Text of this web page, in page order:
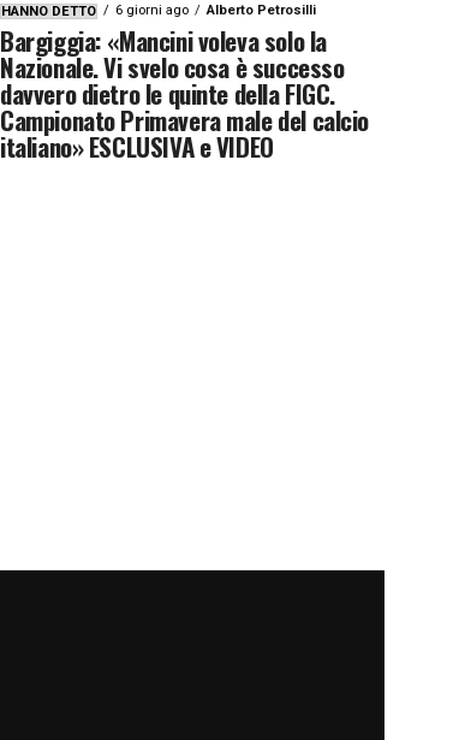
HANNO DETTO 6 giorni ago Alberto Petrosilli
Bargiggia: «Mancini voleva solo la
Nazionale. Vi svelo cosa è successo
davvero dietro le quinte della FIGC.
Campionato Primavera male del calcio
italiano» ESCLUSIVA e VIDEO